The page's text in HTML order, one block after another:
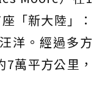
「新大陸」：
洋。經過多方
萬平方公里，